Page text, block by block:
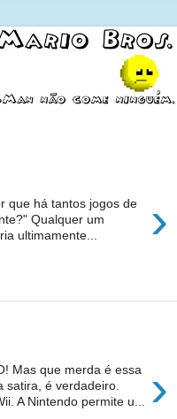
›
que há tantos jogos de
Qualquer um
ultimamente...
›
Mas que merda é essa
satira, é verdadeiro.
A Nintendo permite u...